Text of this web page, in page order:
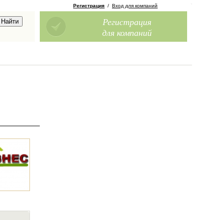
Регистрация / Вход для компаний
Регистрация
для компаний